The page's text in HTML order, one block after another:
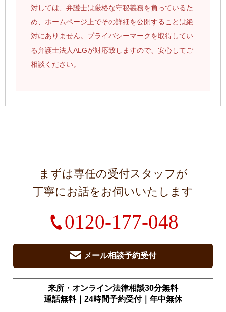
対しては、弁護士は厳格な守秘義務を負っているた
め、ホームページ上でその詳細を公開することは絶
対にありません。プライバシーマークを取得してい
る弁護士法人ALGが対応致しますので、安心してご
相談ください。
まずは専任の受付スタッフが
丁寧にお話をお伺いいたします
0120-177-048
メール相談予約受付
来所・オンライン法律相談30分無料
通話無料｜24時間予約受付｜ 年中無休